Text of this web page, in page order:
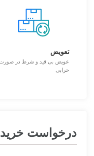
تعویض
عویض بی قید و شرط در
خرابی
درخواست خرید